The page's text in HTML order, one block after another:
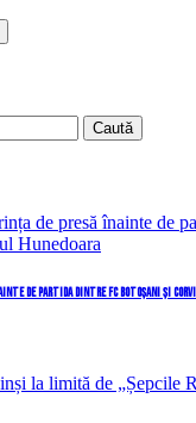
de partida dintre FC Botoșani și